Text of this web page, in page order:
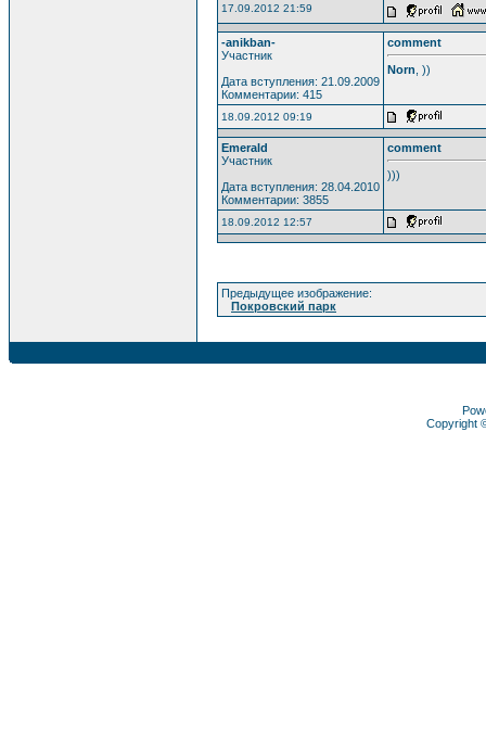
17.09.2012 21:59
-anikban-
Участник
Дата вступления: 21.09.2009
Комментарии: 415
comment
Norn , ))
18.09.2012 09:19
Emerald
Участник
Дата вступления: 28.04.2010
Комментарии: 3855
comment
)))
18.09.2012 12:57
Предыдущее изображение:
Покровский парк
Copyright